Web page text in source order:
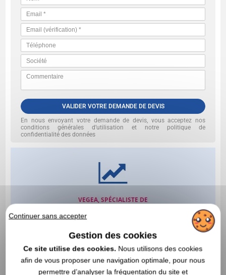
VALIDER VOTRE DEMANDE DE DEVIS
En nous envoyant votre demande de devis, vous acceptez nos
conditions générales d’utilisation et notre politique de
confidentialité des données
Continuer sans accepter
Gestion des cookies
Ce site utilise des cookies. Nous utilisons des cookies
afin de vous proposer une navigation optimale, pour nous
permettre d’analyser la fréquentation du site et